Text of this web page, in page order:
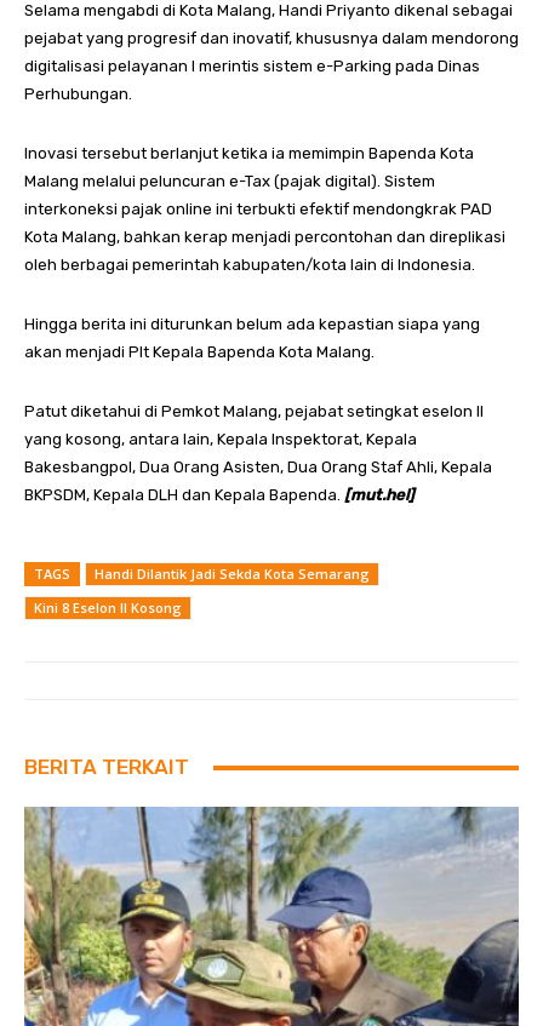
Selama mengabdi di Kota Malang, Handi Priyanto dikenal sebagai
pejabat yang progresif dan inovatif, khususnya dalam mendorong
digitalisasi pelayanan l merintis sistem e-Parking pada Dinas
Perhubungan.
Inovasi tersebut berlanjut ketika ia memimpin Bapenda Kota
Malang melalui peluncuran e-Tax (pajak digital). Sistem
interkoneksi pajak online ini terbukti efektif mendongkrak PAD
Kota Malang, bahkan kerap menjadi percontohan dan direplikasi
oleh berbagai pemerintah kabupaten/kota lain di Indonesia.
Hingga berita ini diturunkan belum ada kepastian siapa yang
akan menjadi Plt Kepala Bapenda Kota Malang.
Patut diketahui di Pemkot Malang, pejabat setingkat eselon II
yang kosong, antara lain, Kepala Inspektorat, Kepala
Bakesbangpol, Dua Orang Asisten, Dua Orang Staf Ahli, Kepala
BKPSDM, Kepala DLH dan Kepala Bapenda. [mut.hel]
TAGS
Handi Dilantik Jadi Sekda Kota Semarang
Kini 8 Eselon II Kosong
BERITA TERKAIT